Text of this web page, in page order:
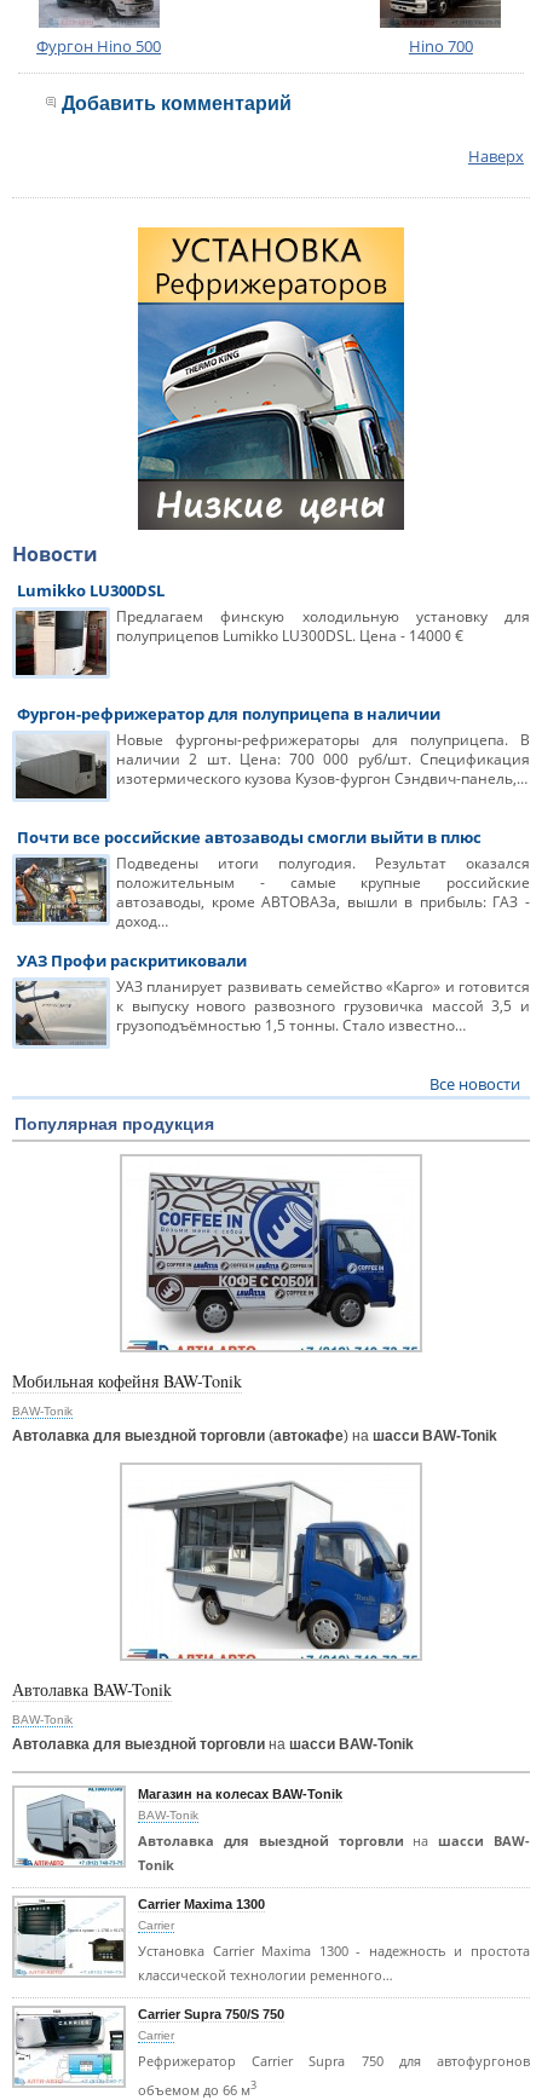
Фургон Hino 500 Hino 700
Добавить комментарий
Наверх
Новости
Lumikko LU300DSL
Предлагаем финскую холодильную установку для
полуприцепов Lumikko LU300DSL. Цена - 14000 €
Фургон-рефрижератор для полуприцепа в наличии
Новые фургоны-рефрижераторы для полуприцепа. В
наличии 2 шт. Цена: 700 000 руб/шт. Спецификация
изотермического кузова Кузов-фургон Сэндвич-панель,…
Почти все российские автозаводы смогли выйти в плюс
Подведены итоги полугодия. Результат оказался
положительным - самые крупные российские
автозаводы, кроме АВТОВАЗа, вышли в прибыль: ГАЗ -
доход…
УАЗ Профи раскритиковали
УАЗ планирует развивать семейство «Карго» и готовится
к выпуску нового развозного грузовичка массой 3,5 и
грузоподъёмностью 1,5 тонны. Стало известно…
Все новости
Популярная продукция
Мобильная кофейня BAW-Tonik
BAW-Tonik
Автолавка для выездной торговли (автокафе) на шасси BAW-Tonik
Автолавка BAW-Tonik
BAW-Tonik
Автолавка для выездной торговли на шасси BAW-Tonik
Магазин на колесах BAW-Tonik
BAW-Tonik
Автолавка для выездной торговли на шасси BAW-
Tonik
Carrier Maxima 1300
Carrier
Установка Carrier Maxima 1300 - надежность и простота
классической технологии ременного…
Carrier Supra 750/S 750
Carrier
Рефрижератор Carrier Supra 750 для автофургонов
объемом до 66 м3